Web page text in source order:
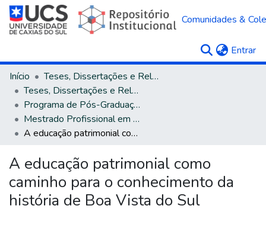
Comunidades &
Entrar
Início
Teses, Dissertações e Relatórios
Teses, Dissertações e Relatórios defendidos na UCS
Programa de Pós-Graduação em História
Mestrado Profissional em História
A educação patrimonial como caminho para o conhecimento da história de Boa Vista do Sul
A educação patrimonial como
caminho para o conhecimento da
história de Boa Vista do Sul